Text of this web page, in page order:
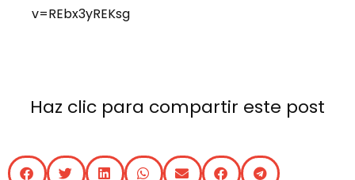
v=REbx3yREKsg
Haz clic para compartir este post